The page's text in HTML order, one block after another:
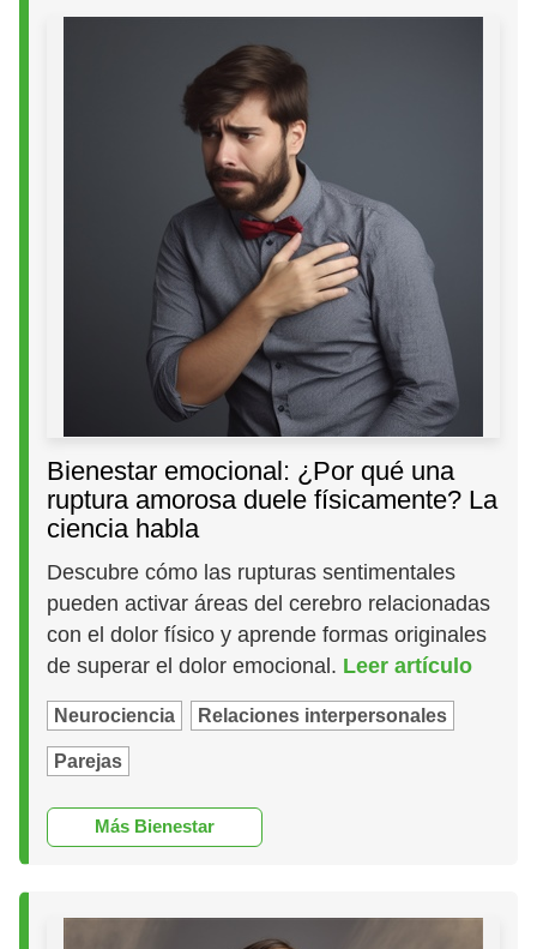
Bienestar emocional: ¿Por qué una
ruptura amorosa duele físicamente? La
ciencia habla
Descubre cómo las rupturas sentimentales
pueden activar áreas del cerebro relacionadas
con el dolor físico y aprende formas originales
de superar el dolor emocional. Leer artículo
Neurociencia Relaciones interpersonales
Parejas
Más Bienestar